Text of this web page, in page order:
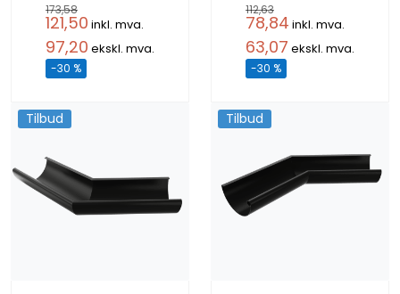
173,58
121,50 inkl. mva.
97,20 ekskl. mva.
-30 %
112,63
78,84 inkl. mva.
63,07 ekskl. mva.
-30 %
Tilbud Tilbud